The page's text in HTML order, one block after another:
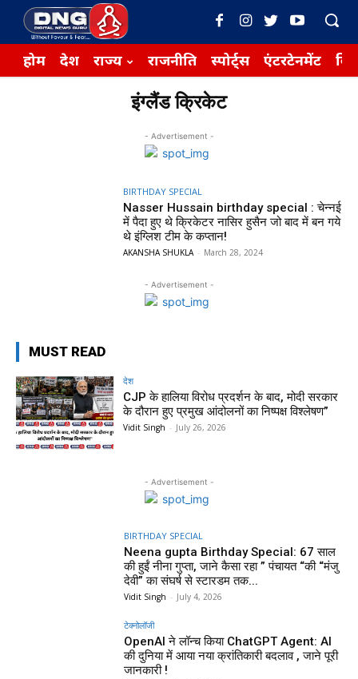
होम देश राज्य राजनीति स्पोर्ट्स एंटरटेनमेंट
इंग्‍लैंड क्रिकेट
- Advertisement -
BIRTHDAY SPECIAL
Nasser Hussain birthday special : चेन्‍नई
में पैदा हुए थे क्रिकेटर नासिर हुसैन जो बाद में बन गये
थे इंग्‍लिश टीम के कप्‍तान!
AKANSHA SHUKLA - March 28, 2024
- Advertisement -
MUST READ
देश
CJP के हालिया विरोध प्रदर्शन के बाद, मोदी सरकार
के दौरान हुए प्रमुख आंदोलनों का निष्पक्ष विश्लेषण”
Vidit Singh - July 26, 2026
- Advertisement -
BIRTHDAY SPECIAL
Neena gupta Birthday Special: 67 साल
की हुईं नीना गुप्ता, जाने कैसा रहा ” पंचायत “की “मंजु
देवी” का संघर्ष से स्टारडम तक...
Vidit Singh - July 4, 2026
टेक्नोलॉजी
OpenAI ने लॉन्च किया ChatGPT Agent: AI
की दुनिया में आया नया क्रांतिकारी बदलाव , जाने पूरी
जानकारी !